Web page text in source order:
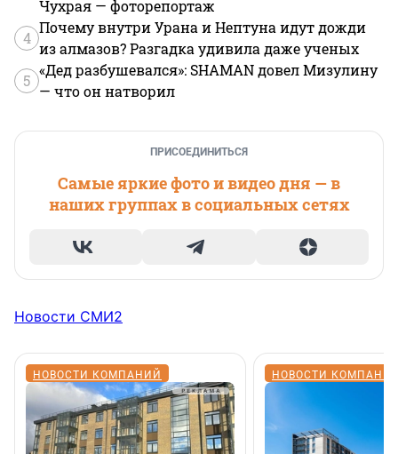
Чухрая — фоторепортаж
4
Почему внутри Урана и Нептуна идут дожди
из алмазов? Разгадка удивила даже ученых
5
«Дед разбушевался»: SHAMAN довел Мизулину
— что он натворил
ПРИСОЕДИНИТЬСЯ
Самые яркие фото и видео дня — в
наших группах в социальных сетях
Новости СМИ2
НОВОСТИ КОМПАНИЙ НОВОСТИ